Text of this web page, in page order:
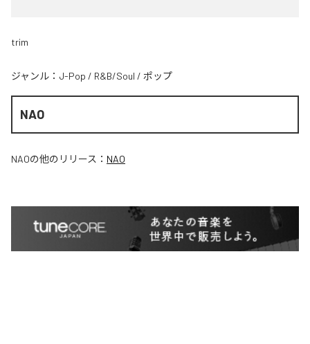
trim
ジャンル： J-Pop / R&B/Soul / ポップ
NAO
NAOの他のリリース： NAO